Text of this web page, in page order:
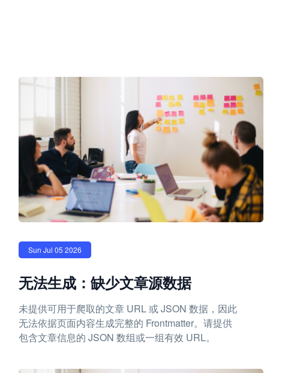
Sun Jul 05 2026
无法生成：缺少文章源数据
未提供可用于爬取的文章 URL 或 JSON 数据，因此
无法依据页面内容生成完整的 Frontmatter。请提供
包含文章信息的 JSON 数组或一组有效 URL。